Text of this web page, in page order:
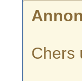
Chers